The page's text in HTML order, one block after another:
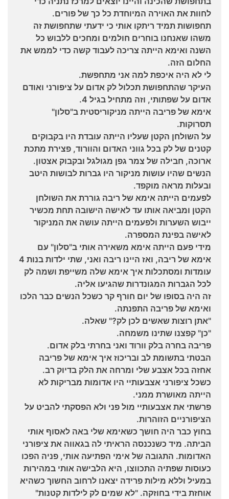
לחוות את האוירה המיוחדת כל כך של פורים.
תחפושות תמיד ריתקו אותי כי ידעתי שתחפושת זה
משהו שאנחנו בוחרים חולמים ומחכים ללבוש כל
השנה ואימא הייתה צריכה לעבוד קשה כדי לממש את
החלום הזה.
לי לא היה איכפת למה אני מתחפשת.
העיקר שהתחפושת תכלול לק אדום על ציפורני ואודם
אדום על שפתותי, וזה מתחיל בגיל 4.
אימא של פריבה הייתה מניקוריסטית ב"סלון"
תסרוקות.
על השולחן הקטן שעליו הייתה עובדת היו בקבוקים
קטנים של לק בכל גווני האדום והוורוד, פצירת מתכת
ארוכה, חבילה של צמר גפן מגולגל ובקבוק אצטון.
הנשים שהיו עושות מניקור היו גברות לבושות היטב
ובעלות מראה מוקפד.
לפעמים הייתה אימא של ריבה גוררת את השולחן
הקטן ומביאה אותו עד לאישה הישובה תחת מכשיר
ייבוש השערות ולפעמים הייתה עושה את המניקור
לאישה בפינת המספרה.
מידי פעם הייתה אימא משאירה אותי ב"סלון" עם
אימא של ריבה, ואז היינו ריבה ואני, שתי ילדות בנות 4
עומדות ומסתכלות איך אימא שלה משייפת ושמה לק
לכל הגברות המגונדרות שהגיעו אליה.
זה היה בסופו של יום חורף קר כשכל הנשים כבר הלכו
ואימא של פריבה התפנתה.
"אתן רוצות שאשים לכן לק?" שאלה.
"כן" קפצנו שתינו משמחה.
פריבה בחרה בלק וורוד ואני בחרתי בלק אדום.
הבטתי בתשומת לב ובריכוז איך אימא של פריבה
אחזה בכל אצבע שלי ומרחה את הלק בדיוק רב.
כשכל ציפורני אצבעותיי היו אדומות מבריקות לא
הייתה מאושרת ממני.
פרשתי את אצבעותיי מול פני ולא הפסקתי להביט על
הציפורניים הזוהרות.
בחוץ כבר היה חושך כשאימא שלי באה לאסוף אותי
הביתה. מיד כשנכנסה הראיתי לה בגאווה את ציפורני
האדומות. התגובה של אימי הפתיעה אותי, פניה הפכו
כעוסות שפתיה התכווצו, היא הלבישה אותי במהירות
במעיל וללא מילות פרידה יצאנו לרחוב החשוך כשהיא
אוחזת בידי בחוזקה. "לא שמים לק לילדות קטנות"